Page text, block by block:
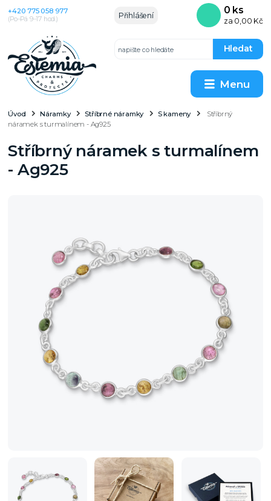
Menu
Přihlášení
Hledat
+420 775 058 977
(Po–Pá 9–17 hod.)
0 ks
za 0,00 Kč
Úvod Náramky Stříbrné náramky S kameny
Stříbrný
náramek s turmalínem - Ag925
Stříbrný náramek s turmalínem
- Ag925